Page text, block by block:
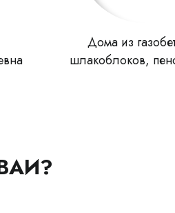
Дома из
шлакоблоков,